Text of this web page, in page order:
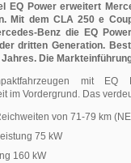
EQ Power erweitert
Mit dem CLA 250 e
Benz die EQ
dritten Generation.
Die
mit EQ
im Vordergrund. Das
von 71-79 km
75 kW
160 kW